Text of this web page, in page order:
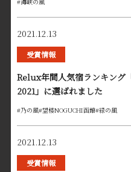
2021.12.13
受賞情報
Relux年間人気宿ランキング
2021」に選ばれました
#乃の風#望楼NOGUCHI函館#緑の風
2021.12.13
受賞情報